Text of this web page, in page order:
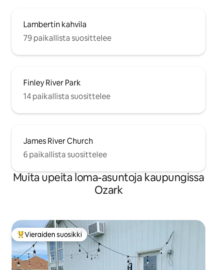
Lambertin kahvila
79 paikallista suosittelee
Finley River Park
14 paikallista suosittelee
James River Church
6 paikallista suosittelee
Muita upeita loma-asuntoja kaupungissa
Ozark
Vieraiden suosikkien parhaimmistoa
Vieraiden suosikki